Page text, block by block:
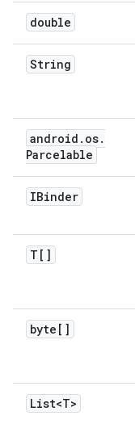
double
String
android . os.
Parcelable
IBinder
T[]
byte[]
List<T>